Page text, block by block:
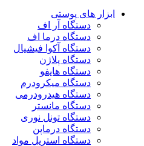
ابزار های پوستی
دستگاه آر اف
دستگاه درما اف
دستگاه آکوا فیشیال
دستگاه پلاژن
دستگاه هایفو
دستگاه میکرودرم
دستگاه هیدرودرمی
دستگاه مانستر
دستگاه تونل نوری
دستگاه درماپن
دستگاه استریل مواد